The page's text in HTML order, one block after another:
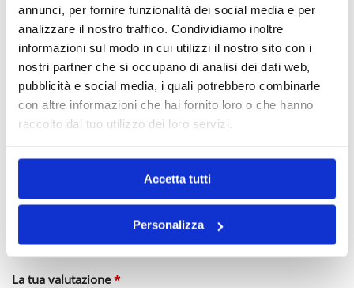
annunci, per fornire funzionalità dei social media e per
analizzare il nostro traffico. Condividiamo inoltre
informazioni sul modo in cui utilizzi il nostro sito con i
nostri partner che si occupano di analisi dei dati web,
pubblicità e social media, i quali potrebbero combinarle
con altre informazioni che hai fornito loro o che hanno
raccolto dal tuo utilizzo dei loro servizi.
Accetta tutti
Personalizza
Martina G.
(acquirente verificato)
12 Marzo 2025
bellissimo, come da foto e molto resistente, non si
ossida 🙂
Aggiungi una recensione
Il tuo indirizzo email non sarà pubblicato.
sono contrassegnati*
La tua valutazione*